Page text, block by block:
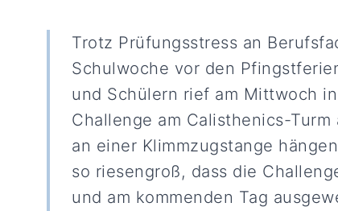
Trotz Prüfungsstress an
Schulwoche vor den
und Schülern rief am Mittwoch
Challenge am Calisthenics-
an einer Klimmzugstange
so riesengroß, dass die
und am kommenden Tag